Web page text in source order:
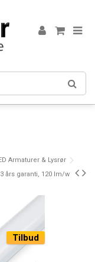
Armaturer & Lysrør
års garanti, 120 lm/w
Tilbud